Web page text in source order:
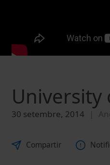
University
30 setembre, 2014
Compartir